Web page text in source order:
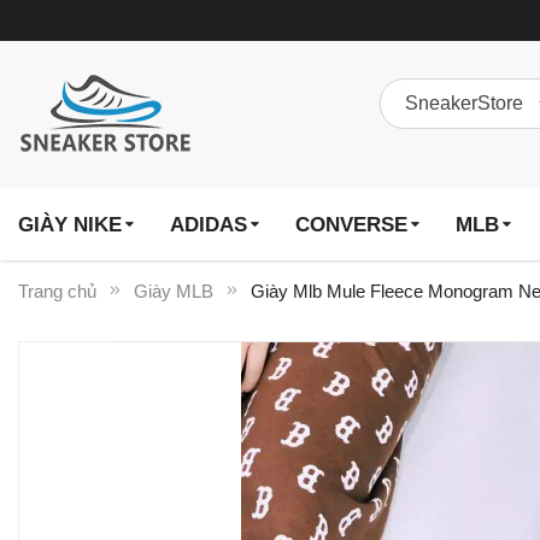
GIÀY NIKE ADIDAS CONVERSE MLB
Trang chủ Giày MLB Giày Mlb Mule Fleece Monogram